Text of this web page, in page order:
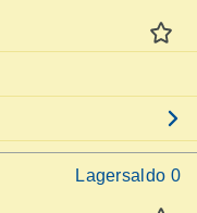
Lagersaldo 0